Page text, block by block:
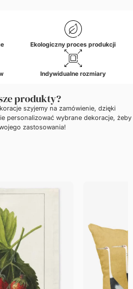
Ekologiczny proces produkcji
Indywidualne rozmiary
produkty?
szyjemy na zamówienie, dzięki
personalizować wybrane dekoracje, żeby
zastosowania!